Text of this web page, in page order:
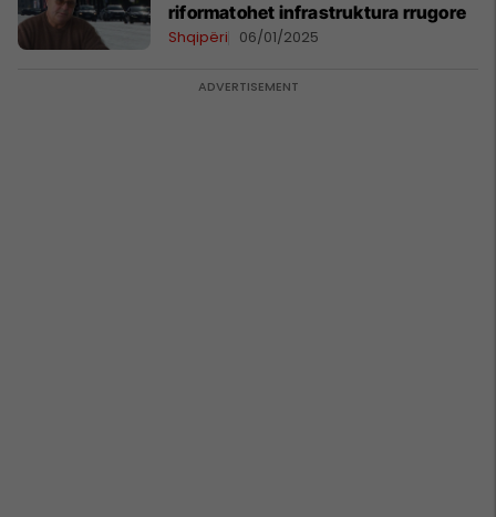
riformatohet infrastruktura rrugore
Shqipëri 06/01/2025